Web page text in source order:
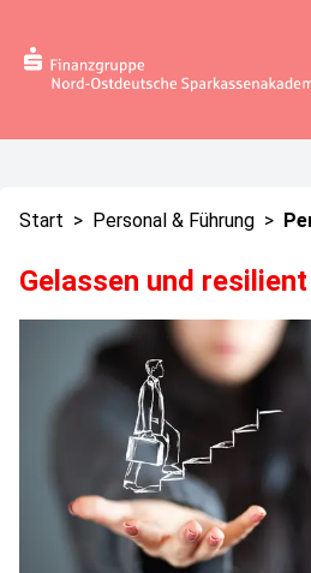
Start > Personal & Führung >
Gelassen und